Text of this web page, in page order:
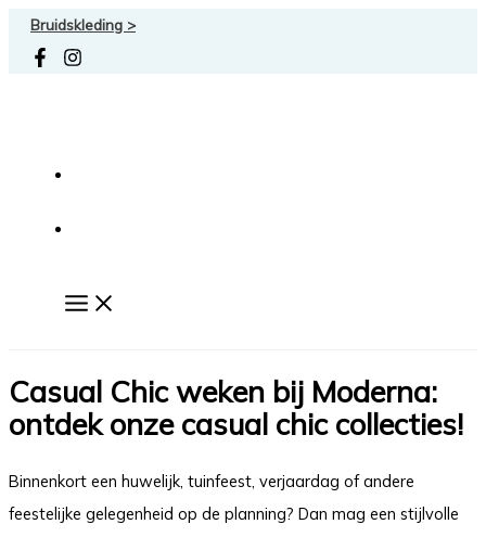
naar
Bruidskleding >
Casual Chic weken bij Moderna:
ontdek onze casual chic collecties!
Binnenkort een huwelijk, tuinfeest, verjaardag of andere
feestelijke gelegenheid op de planning? Dan mag een stijlvolle